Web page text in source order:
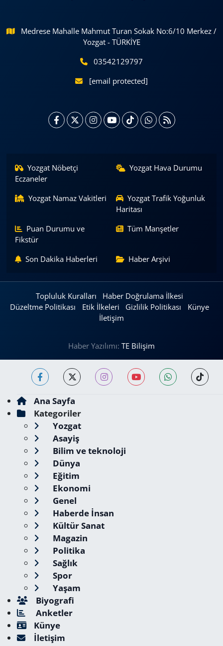
Medrese Mahalle Mahmut Turan Sokak No:6/10 Merkez /
Yozgat - TÜRKİYE
03542129797
[email protected]
Yozgat Nöbetçi
Eczaneler
Yozgat Hava Durumu
Yozgat Namaz Vakitleri
Yozgat Trafik Yoğunluk
Haritası
Puan Durumu ve
Fikstür
Tüm Manşetler
Son Dakika Haberleri Haber Arşivi
Topluluk Kuralları
Haber Doğrulama İlkesi
Düzeltme Politikası
Etik İlkeleri Gizlilik Politikası
Künye
İletişim
Haber Yazılımı: TE Bilişim
Ana Sayfa
Kategoriler
Yozgat
Asayiş
Bilim ve teknoloji
Dünya
Eğitim
Ekonomi
Genel
Haberde İnsan
Kültür Sanat
Magazin
Politika
Sağlık
Spor
Yaşam
Biyografi
Anketler
Künye
İletişim